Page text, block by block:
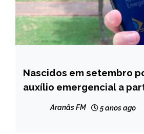
BRASIL
NOTÍCIAS
Nascidos em setembro
auxílio emergencial a
Aranãs FM 5 anos ago